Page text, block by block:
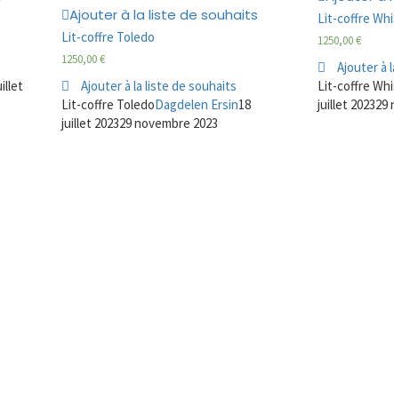
Ajouter à la liste de souhaits
Lit-coffre Toledo
1250,00€
Ajouter à la liste de souhaits
Lit-coffre ToledoDagdelen Ersin18
juillet 202329 novembre 2023
Lit-coffre
1250,00€
Ajouter à
Lit-coffre
juillet 202329